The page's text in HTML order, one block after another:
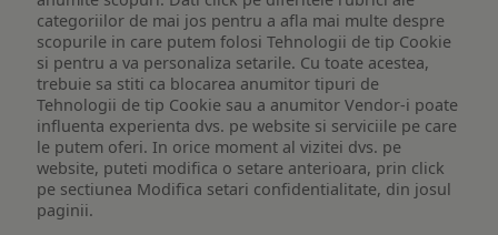
categoriilor de mai jos pentru a afla mai multe despre
scopurile in care putem folosi Tehnologii de tip Cookie
si pentru a va personaliza setarile. Cu toate acestea,
trebuie sa stiti ca blocarea anumitor tipuri de
Tehnologii de tip Cookie sau a anumitor Vendor-i poate
influenta experienta dvs. pe website si serviciile pe care
le putem oferi. In orice moment al vizitei dvs. pe
website, puteti modifica o setare anterioara, prin click
pe sectiunea Modifica setari confidentialitate, din josul
paginii.